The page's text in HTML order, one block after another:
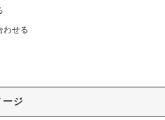
わせる
ージ